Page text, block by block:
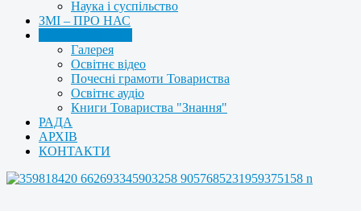
Наука і суспільство
ЗМІ – ПРО НАС
Галерея
Освітнє відео
Почесні грамоти Товариства
Освітнє аудіо
Книги Товариства "Знання"
РАДА
АРХІВ
КОНТАКТИ